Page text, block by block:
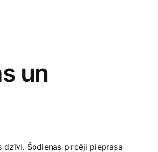
un
Šodienas ‍pircēji⁤ pieprasa